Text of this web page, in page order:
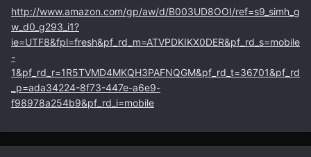
http://www.amazon.com/gp/aw/d/B003UD8OOI/ref=s9_simh_g
w_d0_g293_i1?
ie=UTF8&fpl=fresh&pf_rd_m=ATVPDKIKX0DER&pf_rd_s=mobile
-
1&pf_rd_r=1R5TVMD4MKQH3PAFNQGM&pf_rd_t=36701&pf_rd
_p=ada34224-8f73-447e-a6e9-
f98978a254b9&pf_rd_i=mobile